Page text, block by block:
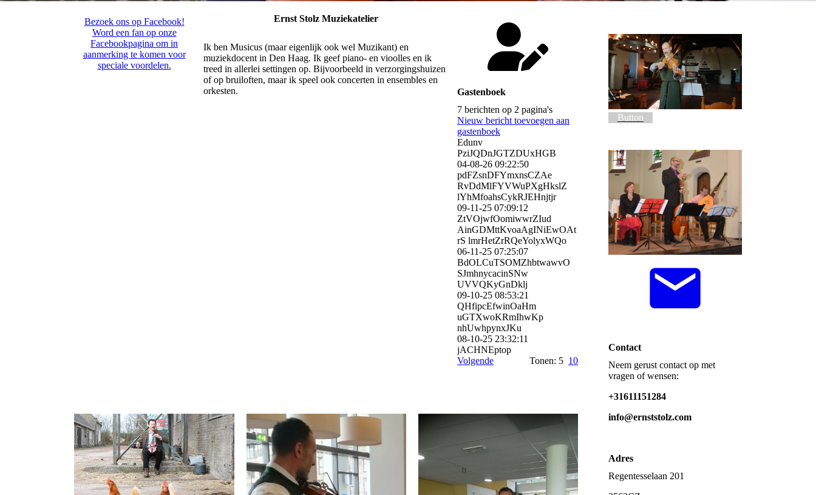
Bezoek ons op Facebook!
Word een fan op onze
Facebookpagina om in
aanmerking te komen voor
speciale voordelen.
Ernst Stolz Muziekatelier
Ik ben Musicus (maar eigenlijk ook wel Muzikant) en
muziekdocent in Den Haag. Ik geef piano- en vioolles en ik
treed in allerlei settingen op. Bijvoorbeeld in verzorgingshuizen
of op bruiloften, maar ik speel ook concerten in ensembles en
orkesten.
Gastenboek
7 berichten op 2 pagina's
Nieuw bericht toevoegen aan
gastenboek
Edunv
PziJQDnJGTZDUxHGB
04-08-26 09:22:50
pdFZsnDFYmxnsCZAe
RvDdMlFYVWuPXgHkslZ
lYhMfoahsCykRJEHnjtjr
09-11-25 07:09:12
ZtVOjwfOomiwwrZIud
AinGDMttKvoaAgINiEwOAt
rS lmrHetZrRQeYolyxWQo
06-11-25 07:25:07
BdOLCuTSOMZhbtwawvO
SJmhnycacinSNw
UVVQKyGnDklj
09-10-25 08:53:21
QHfipcEfwinOaHm
uGTXwoKRmIhwKp
nhUwhpynxJKu
08-10-25 23:32:11
jACHNEptop
Volgende
Tonen: 5 10
Button
Contact
Neem gerust contact op met
vragen of wensen:
+31611151284
info@ernststolz.com
Adres
Regentesselaan 201